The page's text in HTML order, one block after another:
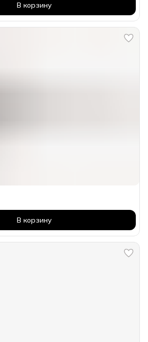
В корзину
В корзину